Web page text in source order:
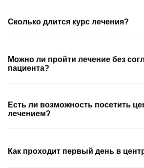
Сколько длится курс лечения?
Можно ли пройти лечение без
пациента?
Есть ли возможность посетить
лечением?
Как проходит первый день в